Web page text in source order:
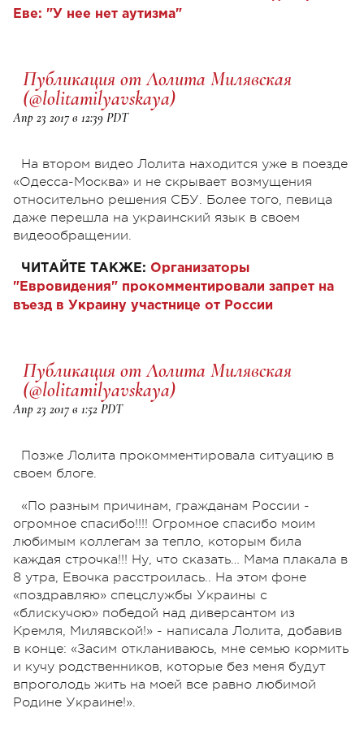
Еве: "У нее нет аутизма"
Публикация от Лолита Милявская
(@lolitamilyavskaya)
Апр 23 2017 в 12:39 PDT
На втором видео Лолита находится уже в поезде
«Одесса-Москва» и не скрывает возмущения
относительно решения СБУ. Более того, певица
даже перешла на украинский язык в своем
видеообращении.
ЧИТАЙТЕ ТАКЖЕ: Организаторы
"Евровидения" прокомментировали запрет на
въезд в Украину участнице от России
Публикация от Лолита Милявская
(@lolitamilyavskaya)
Апр 23 2017 в 1:52 PDT
Позже Лолита прокомментировала ситуацию в
своем блоге.
«По разным причинам, гражданам России -
огромное спасибо!!!! Огромное спасибо моим
любимым коллегам за тепло, которым била
каждая строчка!!! Ну, что сказать… Мама плакала в
8 утра, Евочка расстроилась.. На этом фоне
«поздравляю» спецслужбы Украины с
«блискучою» победой над диверсантом из
Кремля, Милявской!» - написала Лолита, добавив
в конце: «Засим откланиваюсь, мне семью кормить
и кучу родственников, которые без меня будут
впроголодь жить на моей все равно любимой
Родине Украине!».